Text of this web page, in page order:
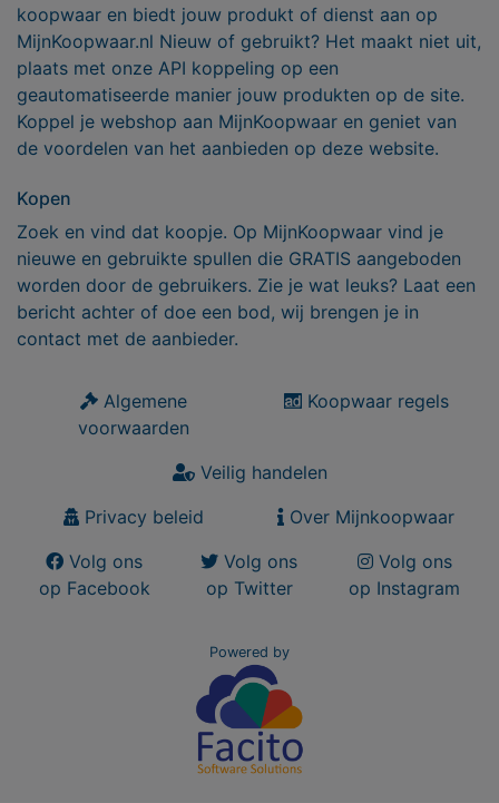
koopwaar en biedt jouw produkt of dienst aan op
MijnKoopwaar.nl Nieuw of gebruikt? Het maakt niet uit,
plaats met onze API koppeling op een
geautomatiseerde manier jouw produkten op de site.
Koppel je webshop aan MijnKoopwaar en geniet van
de voordelen van het aanbieden op deze website.
Kopen
Zoek en vind dat koopje. Op MijnKoopwaar vind je
nieuwe en gebruikte spullen die GRATIS aangeboden
worden door de gebruikers. Zie je wat leuks? Laat een
bericht achter of doe een bod, wij brengen je in
contact met de aanbieder.
Algemene
voorwaarden
Koopwaar regels
Veilig handelen
Privacy beleid
Over Mijnkoopwaar
Volg ons
op Facebook
Volg ons
op Twitter
Volg ons
op Instagram
Powered by